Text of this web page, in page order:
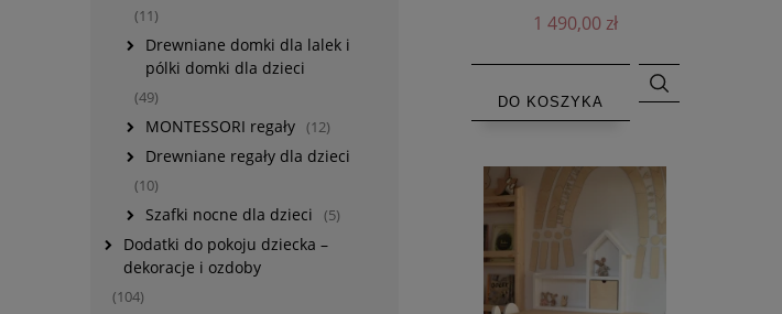
(11)
Drewniane domki dla lalek i
pólki domki dla dzieci
(49)
MONTESSORI regały (12)
Drewniane regały dla dzieci
(10)
Szafki nocne dla dzieci (5)
Dodatki do pokoju dziecka –
dekoracje i ozdoby
(104)
1 490,00 zł
DO KOSZYKA